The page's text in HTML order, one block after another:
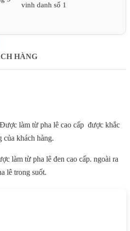
HÀNG
Được làm từ pha lê cao cấp được khắc
của khách hàng.
làm từ pha lê đen cao cấp. ngoài ra
lê trong suốt.